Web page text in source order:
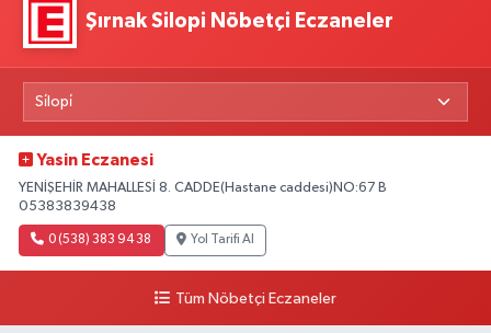
Şırnak Silopi Nöbetçi Eczaneler
Yasin Eczanesi
YENİŞEHİR MAHALLESİ 8. CADDE(Hastane caddesi)NO:67 B
05383839438
0 (538) 383 94 38 Yol Tarifi Al
Tüm Nöbetçi Eczaneler